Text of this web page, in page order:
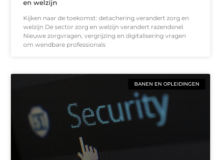
en welzijn
Kijken naar de toekomst: detachering verandert zorg en
welzijn De sector zorg en welzijn verandert razendsnel.
Nieuwe zorgvragen, vergrijzing en digitalisering vragen
om wendbare professionals
BANEN EN OPLEIDINGEN